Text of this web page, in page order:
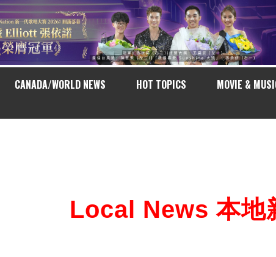
CANADA/WORLD NEWS HOT TOPICS MOVIE &
Local News 本地